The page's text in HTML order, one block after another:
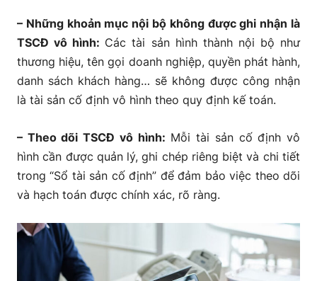
– Những khoản mục nội bộ không được ghi nhận là
TSCĐ vô hình: Các tài sản hình thành nội bộ như
thương hiệu, tên gọi doanh nghiệp, quyền phát hành,
danh sách khách hàng… sẽ không được công nhận
là tài sản cố định vô hình theo quy định kế toán.
– Theo dõi TSCĐ vô hình: Mỗi tài sản cố định vô
hình cần được quản lý, ghi chép riêng biệt và chi tiết
trong “Sổ tài sản cố định” để đảm bảo việc theo dõi
và hạch toán được chính xác, rõ ràng.